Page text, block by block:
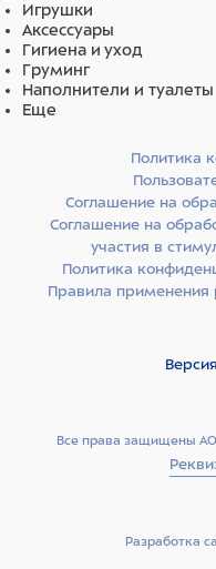
Игрушки
Аксессуары
Гигиена и уход
Груминг
Наполнители и туалеты
Еще
Все права защищены АО
Политика
Соглашение на
Соглашение на
участия в
Политика
Правила применения
Разработка